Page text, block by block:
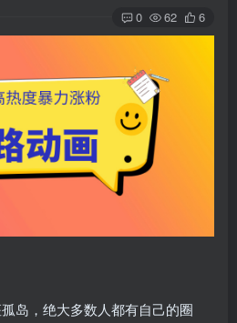
0 62 6
岛，绝大多数人都有自己的圈